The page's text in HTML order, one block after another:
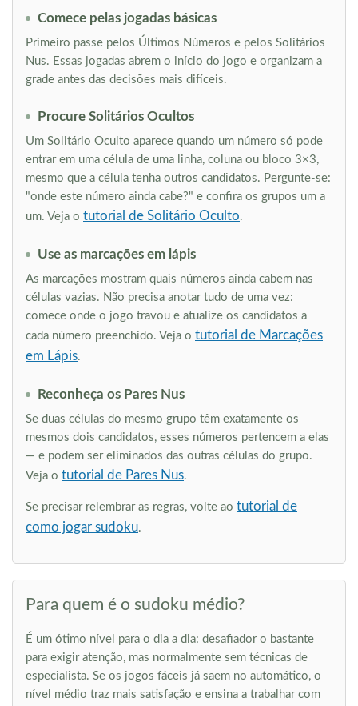
Comece pelas jogadas básicas
Primeiro passe pelos Últimos Números e pelos Solitários
Nus. Essas jogadas abrem o início do jogo e organizam a
grade antes das decisões mais difíceis.
Procure Solitários Ocultos
Um Solitário Oculto aparece quando um número só pode
entrar em uma célula de uma linha, coluna ou bloco 3×3,
mesmo que a célula tenha outros candidatos. Pergunte-se:
"onde este número ainda cabe?" e confira os grupos um a
um. Veja o tutorial de Solitário Oculto.
Use as marcações em lápis
As marcações mostram quais números ainda cabem nas
células vazias. Não precisa anotar tudo de uma vez:
comece onde o jogo travou e atualize os candidatos a
cada número preenchido. Veja o tutorial de Marcações
em Lápis.
Reconheça os Pares Nus
Se duas células do mesmo grupo têm exatamente os
mesmos dois candidatos, esses números pertencem a elas
— e podem ser eliminados das outras células do grupo.
Veja o tutorial de Pares Nus.
Se precisar relembrar as regras, volte ao tutorial de
como jogar sudoku.
Para quem é o sudoku médio?
É um ótimo nível para o dia a dia: desafiador o bastante
para exigir atenção, mas normalmente sem técnicas de
especialista. Se os jogos fáceis já saem no automático, o
nível médio traz mais satisfação e ensina a trabalhar com